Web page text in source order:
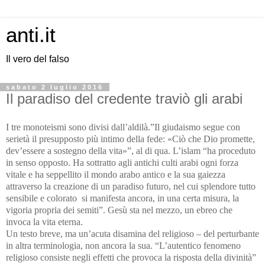
anti.it
Il vero del falso
sabato 2 luglio 2016
Il paradiso del credente traviò gli arabi
I tre monoteismi sono divisi dall’aldilà.”Il giudaismo segue con
serietà il presupposto più intimo della fede: «Ciò che Dio promette,
dev’essere a sostegno della vita»”, al di qua. L’islam “ha proceduto
in senso opposto. Ha sottratto agli antichi culti arabi ogni forza
vitale e ha seppellito il mondo arabo antico e la sua gaiezza
attraverso la creazione di un paradiso futuro, nel cui splendore tutto
sensibile e colorato si manifesta ancora, in una certa misura, la
vigoria propria dei semiti”. Gesù sta nel mezzo, un ebreo che
invoca la vita eterna.
Un testo breve, ma un’acuta disamina del religioso – del perturbante
in altra terminologia, non ancora la sua. “L’autentico fenomeno
religioso consiste negli effetti che provoca la risposta della divinità”